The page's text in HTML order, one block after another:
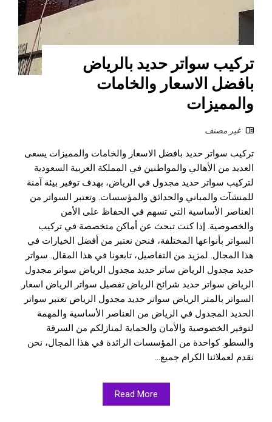
تركيب سواتر حديد بالرياض
بافضل الاسعار والخامات
والمميزات
غير مصنف
تركيب سواتر حديد بافضل الاسعار والخامات والمميزات يسعى
العديد من الأهالي والمواطنين في المملكة العربية السعودية
لتركيب سواتر حديد مجدول في الرياض، بهدف توفير بيئة آمنة
للمنشآت والمباني والحدائق والمؤسسات. وتعتبر السواتر من
العناصر الأساسية التي تسهم في الحفاظ على الأمن
والخصوصية. إذا كنت تبحث عن أماكن متخصصة في تركيب
السواتر بأنواعها المختلفة، فنحن نعتبر من أفضل الخيارات في
هذا المجال. لمزيد من التفاصيل، تابعونا في هذا المقال. سواتر
حديد مجدول الرياض ساتر حديد مجدول الرياض سواتر مجدول
الرياض سواتر حديد شرائح الرياض تفصيل سواتر الرياض اسعار
السواتر بالمتر الرياض سواتر حديد مجدول الرياض تعتبر سواتر
الحديد المجدول في الرياض من العناصر الأساسية والمهمة
لتوفير الخصوصية والأمان والحماية لمنازلكم من السرقة
والسطو. كواحدة من المؤسسات الرائدة في هذا المجال، نحن
نقدم لعملائنا الكرام جميع...
Read More